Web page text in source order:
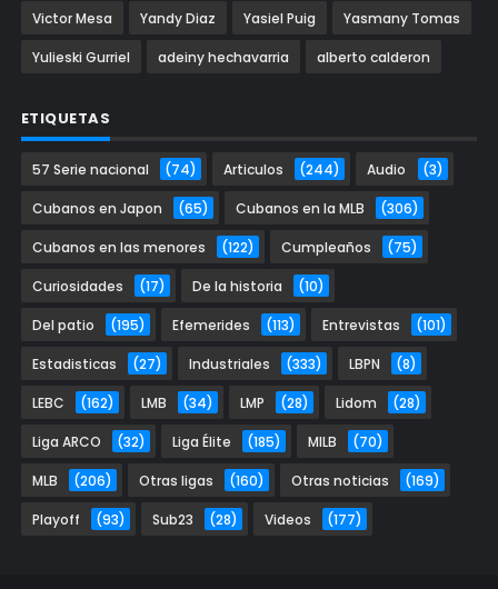
Victor Mesa Yandy Diaz Yasiel Puig Yasmany Tomas
Yulieski Gurriel adeiny hechavarria alberto calderon
ETIQUETAS
57 Serie nacional (74) Articulos (244) Audio (3)
Cubanos en Japon (65) Cubanos en la MLB (306)
Cubanos en las menores (122) Cumpleaños (75)
Curiosidades (17) De la historia (10)
Del patio (195) Efemerides (113) Entrevistas (101)
Estadisticas (27) Industriales (333) LBPN (8)
LEBC (162) LMB (34) LMP (28) Lidom (28)
Liga ARCO (32) Liga Élite (185) MILB (70)
MLB (206) Otras ligas (160) Otras noticias (169)
Playoff (93) Sub23 (28) Videos (177)